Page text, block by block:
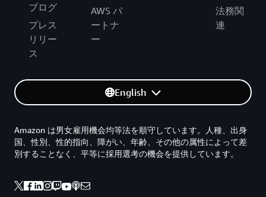
ブログ
プレス
リリー
ス
AWS パ
ートナ
ー
法務関
連
English
Amazon は男女雇用機会均等法を順守しています。人種、出身
国、性別、性的指向、障がい、年齢、その他の属性によって差
別することなく、平等に採用選考の機会を提供しています。